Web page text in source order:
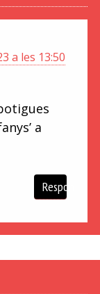
a les 13:50
a
Respon